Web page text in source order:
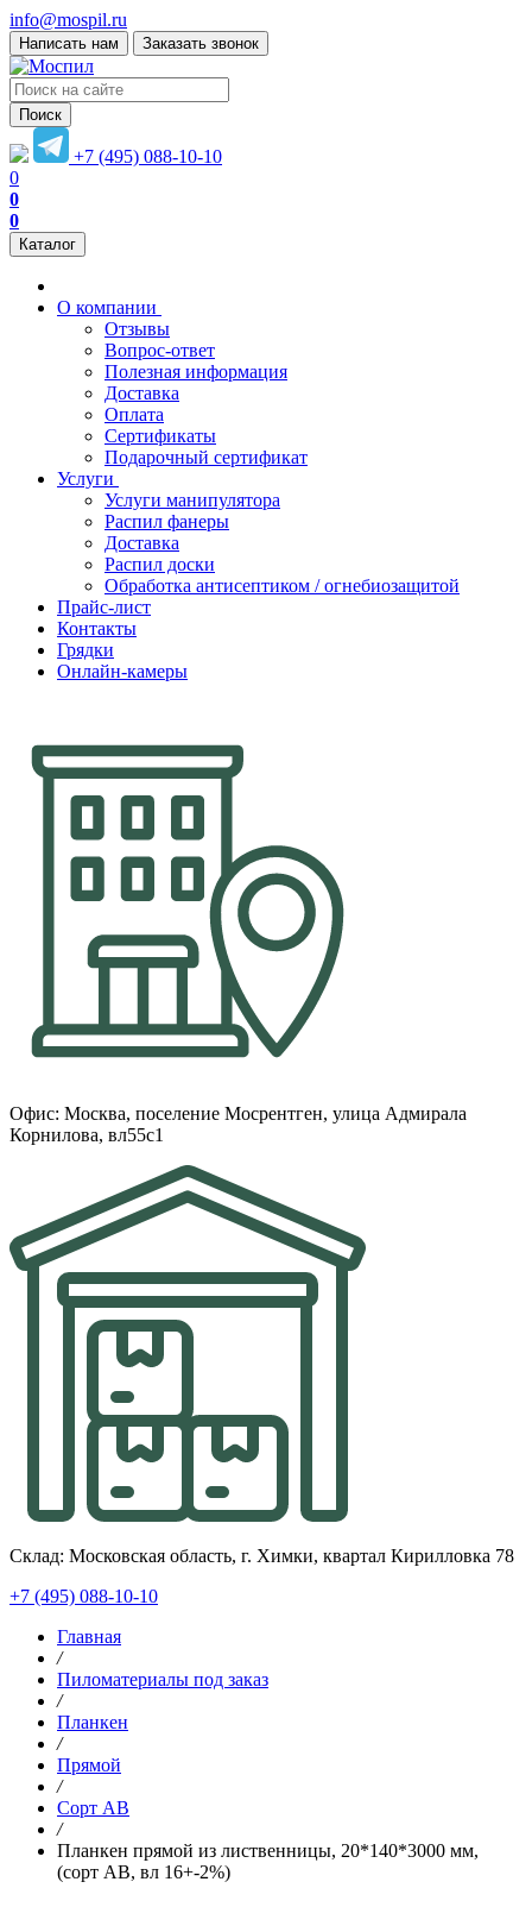
info@mospil.ru
Написать нам Заказать звонок
Поиск
+7 (495) 088-10-10
0
0
0
Каталог
О компании
Отзывы
Вопрос-ответ
Полезная информация
Доставка
Оплата
Сертификаты
Подарочный сертификат
Услуги
Услуги манипулятора
Распил фанеры
Доставка
Распил доски
Обработка антисептиком / огнебиозащитой
Прайс-лист
Контакты
Грядки
Онлайн-камеры
Офис: Москва, поселение Мосрентген, улица Адмирала
Корнилова, вл55с1
Склад: Московская область, г. Химки, квартал Кирилловка 78
+7 (495) 088-10-10
Главная
/
Пиломатериалы под заказ
/
Планкен
/
Прямой
/
Сорт AB
/
Планкен прямой из лиственницы, 20*140*3000 мм,
(сорт AB, вл 16+-2%)